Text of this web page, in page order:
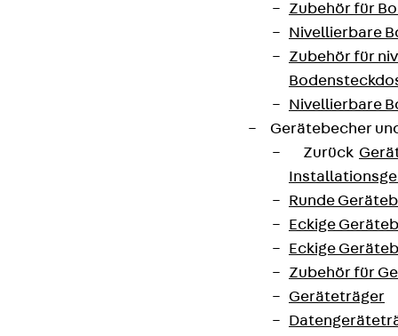
Zubehör für
Nivellierbare
Zubehör für
Nivellierbare
Gerätebecher
Zurück
Runde
Eckige
Eckige
Zubehör für
Geräteträger